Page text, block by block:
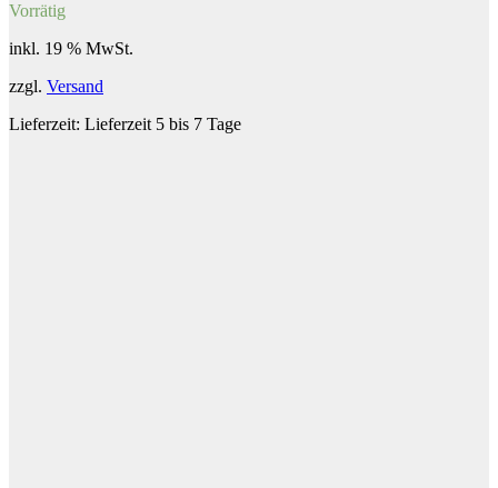
Vorrätig
inkl. 19 % MwSt.
zzgl. Versand
Lieferzeit: Lieferzeit 5 bis 7 Tage